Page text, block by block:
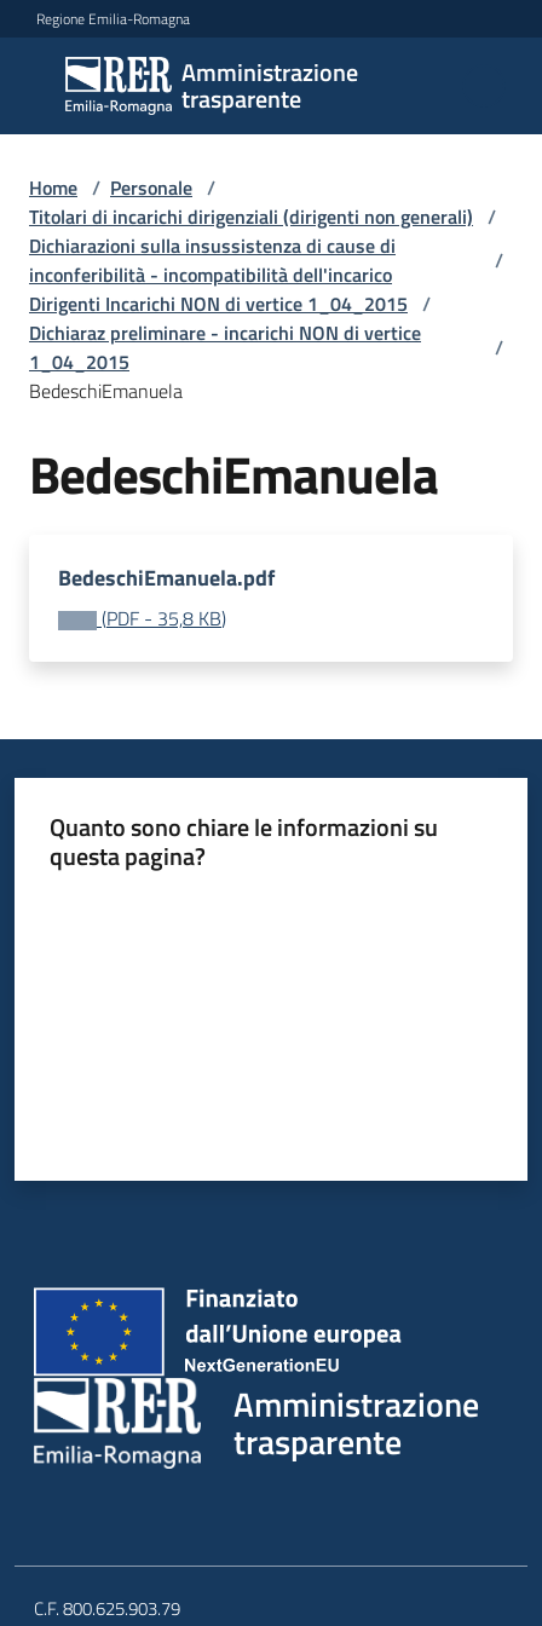
Vai al contenuto
Vai alla navigazione
Vai al footer
Regione Emilia-Romagna
Amministrazione
trasparente
Amministrazione
trasparente
Sottosezioni
Accesso
Home / Personale /
Titolari di incarichi dirigenziali (dirigenti non generali) /
Dichiarazioni sulla insussistenza di cause di
inconferibilità - incompatibilità dell'incarico
/
Dirigenti Incarichi NON di vertice 1_04_2015 /
Dichiaraz preliminare - incarichi NON di vertice
1_04_2015
/
BedeschiEmanuela
BedeschiEmanuela
BedeschiEmanuela.pdf
(PDF - 35,8 KB)
Quanto sono chiare le informazioni su
questa pagina?
Amministrazione
trasparente
C.F. 800.625.903.79